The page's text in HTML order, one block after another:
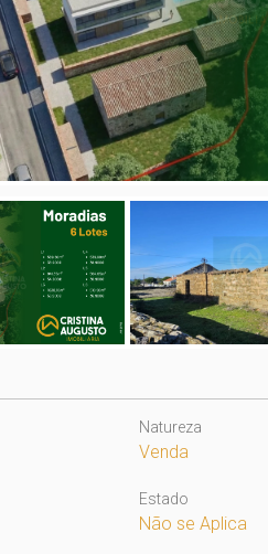
Natureza
Venda
Estado
Não se Aplica